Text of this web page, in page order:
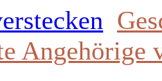
Angehörige